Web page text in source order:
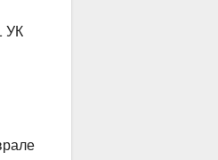
УК